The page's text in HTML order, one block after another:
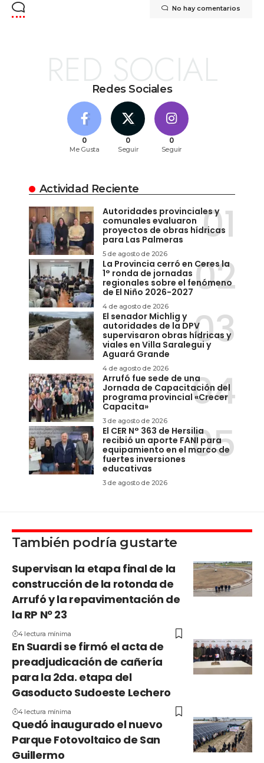
No hay comentarios
Redes Sociales
RED SOCIAL
0
Me Gusta
0
Seguir
0
Seguir
Actividad Reciente
Autoridades provinciales y
comunales evaluaron
proyectos de obras hídricas
para Las Palmeras
5 de agosto de 2026
La Provincia cerró en Ceres la
1° ronda de jornadas
regionales sobre el fenómeno
de El Niño 2026-2027
4 de agosto de 2026
El senador Michlig y
autoridades de la DPV
supervisaron obras hídricas y
viales en Villa Saralegui y
Aguará Grande
4 de agosto de 2026
Arrufó fue sede de una
Jornada de Capacitación del
programa provincial «Crecer
Capacita»
3 de agosto de 2026
El CER N° 363 de Hersilia
recibió un aporte FANI para
equipamiento en el marco de
fuertes inversiones
educativas
3 de agosto de 2026
También podría gustarte
Supervisan la etapa final de la
construcción de la rotonda de
Arrufó y la repavimentación de
la RP Nº 23
4 lectura mínima
En Suardi se firmó el acta de
preadjudicación de cañería
para la 2da. etapa del
Gasoducto Sudoeste Lechero
4 lectura mínima
Quedó inaugurado el nuevo
Parque Fotovoltaico de San
Guillermo